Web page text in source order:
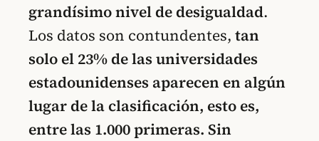
grandísimo nivel de desigualdad.
Los datos son contundentes, tan
solo el 23% de las universidades
estadounidenses aparecen en algún
lugar de la clasificación, esto es,
entre las 1.000 primeras. Sin